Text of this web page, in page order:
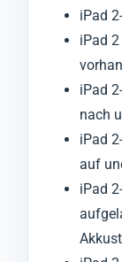
iPad
iPad
iPad
nach
iPad
auf
iPad